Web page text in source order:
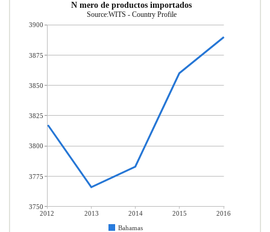
N mero de productos importados
Source:WITS - Country Profile
2012 2013 2014 2015
2016
Bahamas
3900
3875
3850
3825
3800
3775
3750